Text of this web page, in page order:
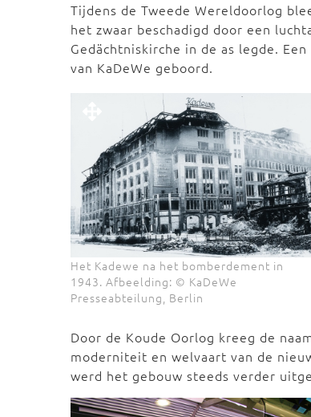
Tijdens de Tweede Wereldoorlog
het zwaar beschadigd door een
Gedächtniskirche in de as legde.
van KaDeWe geboord.
Het Kadewe na het bomberdement in
1943. Afbeelding: © KaDeWe
Presseabteilung, Berlin
Door de Koude Oorlog kreeg de
moderniteit en welvaart van de
werd het gebouw steeds verder